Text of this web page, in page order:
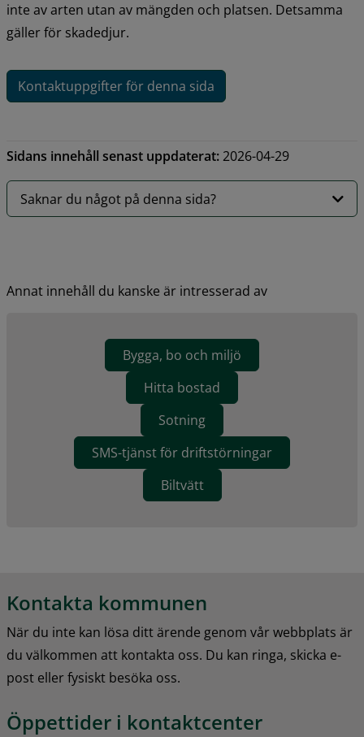
inte av arten utan av mängden och platsen. Detsamma
gäller för skadedjur.
Kontaktuppgifter för denna sida
Sidans innehåll senast uppdaterat:2026-04-29
Saknar du något på denna sida?
Annat innehåll du kanske är intresserad av
Bygga, bo och miljö
Hitta bostad
Sotning
SMS-tjänst för driftstörningar
Biltvätt
Kontakta kommunen
När du inte kan lösa ditt ärende genom vår webbplats är
du välkommen att kontakta oss. Du kan ringa, skicka e-
post eller fysiskt besöka oss.
Öppettider i kontaktcenter